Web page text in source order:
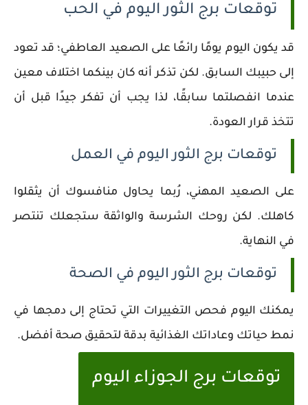
توقعات برج الثور اليوم في الحب
قد يكون اليوم يومًا رائعًا على الصعيد العاطفي؛ قد تعود
إلى حبيبك السابق. لكن تذكر أنه كان بينكما اختلاف معين
عندما انفصلتما سابقًا، لذا يجب أن تفكر جيدًا قبل أن
تتخذ قرار العودة.
توقعات برج الثور اليوم في العمل
على الصعيد المهني، رُبما يحاول منافسوك أن يثقلوا
كاهلك. لكن روحك الشرسة والواثقة ستجعلك تنتصر
في النهاية.
توقعات برج الثور اليوم في الصحة
يمكنك اليوم فحص التغييرات التي تحتاج إلى دمجها في
نمط حياتك وعاداتك الغذائية بدقة لتحقيق صحة أفضل.
توقعات برج الجوزاء اليوم